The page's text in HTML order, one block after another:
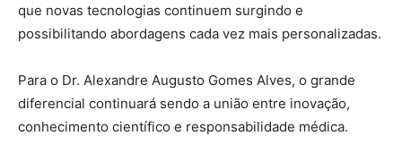
que novas tecnologias continuem surgindo e
possibilitando abordagens cada vez mais personalizadas.
Para o Dr. Alexandre Augusto Gomes Alves, o grande
diferencial continuará sendo a união entre inovação,
conhecimento científico e responsabilidade médica.